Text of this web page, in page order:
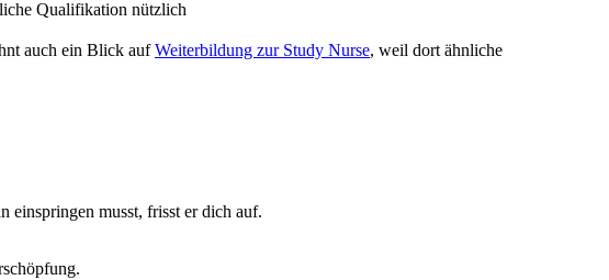
Qualifikation nützlich
auch ein Blick aufWeiterbildung zur Study Nurse, weil dort ähnliche
einspringen musst, frisst er dich auf.